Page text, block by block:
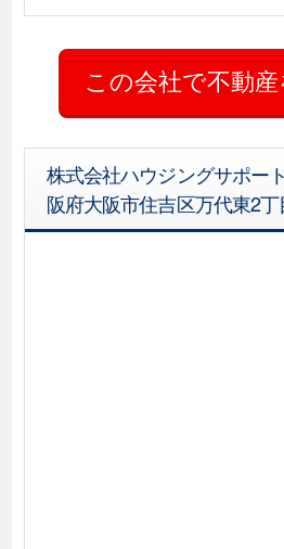
株式会社ハウジングサポー
阪府大阪市住吉区万代東2丁